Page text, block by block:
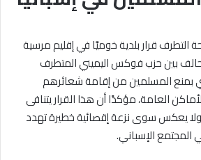
التطرف قرار بلدية خوميَّا في إقليم مرسية
بين حزب فوكس اليميني المتطرف
بمنع المسلمين من إقامة شعائرهم
العامة، مؤكدًا أن هذا القرار يتنافى
يعكس سوى نزعة إقصائية خطيرة تهدد
الإسباني.